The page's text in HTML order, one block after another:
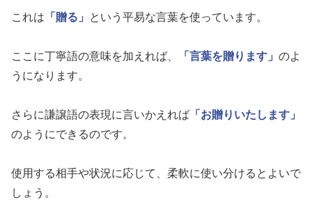
これは 「贈る」 という平易な言葉を使っています。
ここに丁寧語の意味を加えれば、 「言葉を贈ります」 のよ
うになります。
さらに謙譲語の表現に言いかえれば 「お贈りいたします」
のようにできるのです。
使用する相手や状況に応じて、柔軟に使い分けるとよいで
しょう。